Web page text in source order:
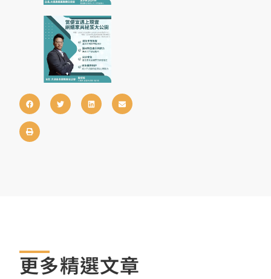
更多精選文章